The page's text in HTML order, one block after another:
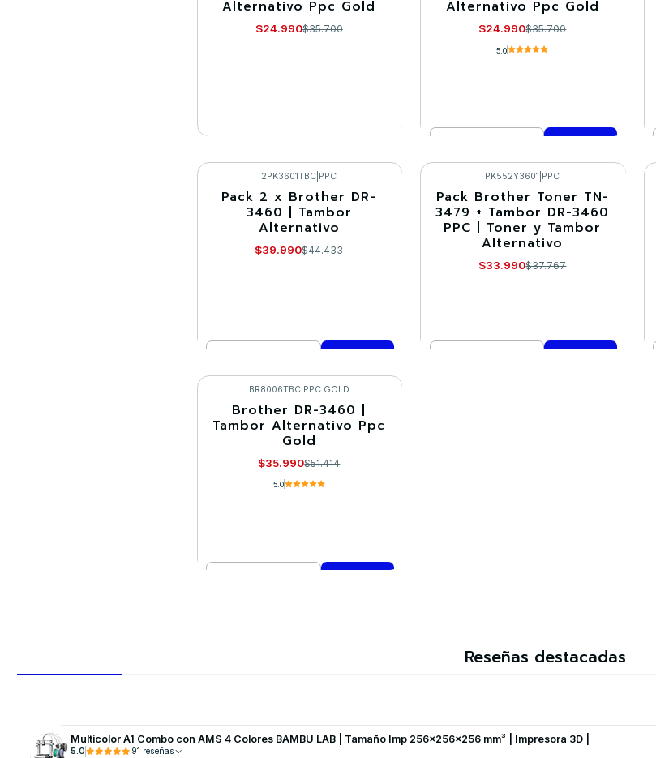
Alternativo Ppc Gold
$24.990$35.700
VER DETALLES
Alternativo Ppc Gold
$24.990$35.700
5.0
Comprar ahora
-10%
2PK3601TBC PPC
Pack 2 x Brother DR-
3460 | Tambor
Alternativo
$39.990$44.433
Comprar ahora
-10%
PK552Y3601 PPC
Pack Brother Toner TN-
3479 + Tambor DR-3460
PPC | Toner y Tambor
Alternativo
$33.990$37.767
-30%
BR8006TBC| PPC GOLD
Brother DR-3460 |
Tambor Alternativo Ppc
Gold
$35.990$51.414
5.0
Reseñas destacadas
Multicolor A1 Combo con AMS 4 Colores BAMBU LAB | Tamaño Imp 256×256×256 mm³ | Impresora 3D |
5.0 91 reseñas